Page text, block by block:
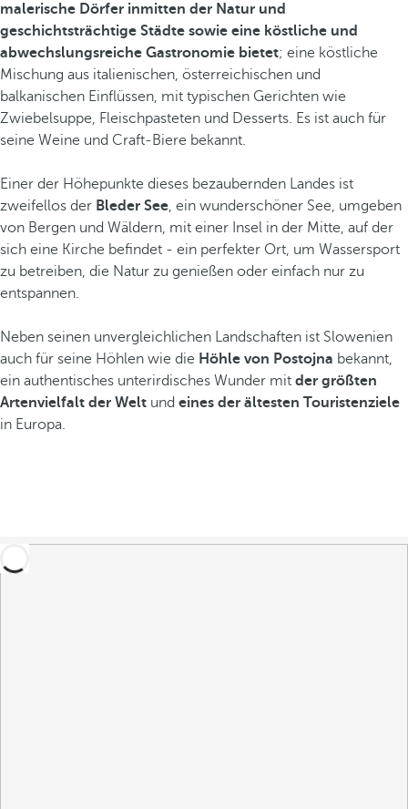
malerische Dörfer inmitten der Natur und
geschichtsträchtige Städte sowie eine köstliche und
abwechslungsreiche Gastronomie bietet; eine köstliche
Mischung aus italienischen, österreichischen und
balkanischen Einflüssen, mit typischen Gerichten wie
Zwiebelsuppe, Fleischpasteten und Desserts. Es ist auch für
seine Weine und Craft-Biere bekannt.
Einer der Höhepunkte dieses bezaubernden Landes ist
zweifellos der Bleder See, ein wunderschöner See, umgeben
von Bergen und Wäldern, mit einer Insel in der Mitte, auf der
sich eine Kirche befindet - ein perfekter Ort, um Wassersport
zu betreiben, die Natur zu genießen oder einfach nur zu
entspannen.
Neben seinen unvergleichlichen Landschaften ist Slowenien
auch für seine Höhlen wie die Höhle von Postojna bekannt,
ein authentisches unterirdisches Wunder mit der größten
Artenvielfalt der Welt und eines der ältesten Touristenziele
in Europa.